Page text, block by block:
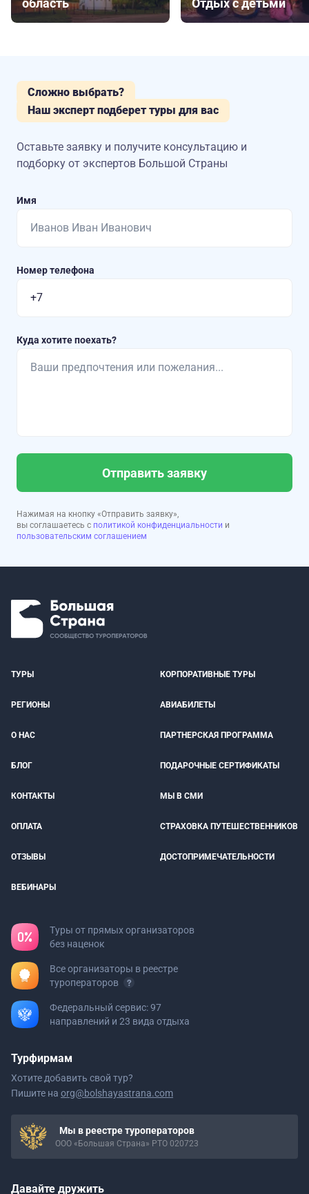
область
Отдых с детьми
Сложно выбрать?
Наш эксперт подберет туры для вас
Оставьте заявку и получите консультацию и
подборку от экспертов Большой Страны
Имя
Номер телефона
Куда хотите поехать?
Отправить заявку
Нажимая на кнопку «Отправить заявку»,
вы соглашаетесь с политикой конфиденциальности и
пользовательским соглашением
ТУРЫ КОРПОРАТИВНЫЕ ТУРЫ
РЕГИОНЫ АВИАБИЛЕТЫ
О НАС ПАРТНЕРСКАЯ ПРОГРАММА
БЛОГ ПОДАРОЧНЫЕ СЕРТИФИКАТЫ
КОНТАКТЫ МЫ В СМИ
ОПЛАТА СТРАХОВКА ПУТЕШЕСТВЕННИКОВ
ОТЗЫВЫ ДОСТОПРИМЕЧАТЕЛЬНОСТИ
ВЕБИНАРЫ
Туры от прямых организаторов
без наценок
Все организаторы в реестре
туроператоров
Федеральный сервис: 97
направлений и 23 вида отдыха
Турфирмам
Хотите добавить свой тур?
Пишите на org@bolshayastrana.com
Мы в реестре туроператоров
ООО «Большая Страна» РТО 020723
Давайте дружить